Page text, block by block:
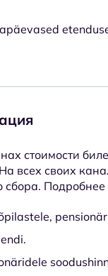
стоимости
всех своих
сбора.